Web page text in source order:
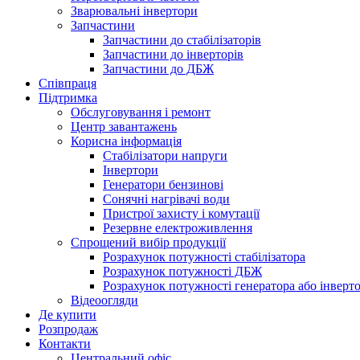
Зварювальні інвертори
Запчастини
Запчастини до стабілізаторів
Запчастини до інверторів
Запчастини до ДБЖ
Співпраця
Підтримка
Обслуговування і ремонт
Центр завантажень
Корисна інформація
Стабілізатори напруги
Інвертори
Генератори бензинові
Сонячні нагрівачі води
Пристрої захисту і комутації
Резервне електроживлення
Спрощений вибір продукції
Розрахунок потужності стабілізатора
Розрахунок потужності ДБЖ
Розрахунок потужності генератора або
Відеоогляди
Де купити
Розпродаж
Контакти